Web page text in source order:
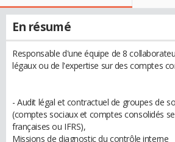
En résumé
Responsable d'une équipe de 8
légaux ou de l'expertise sur des comptes
- Audit légal et contractuel de groupes de
(comptes sociaux et comptes consolidés
françaises ou IFRS),
Missions de diagnostic du contrôle interne